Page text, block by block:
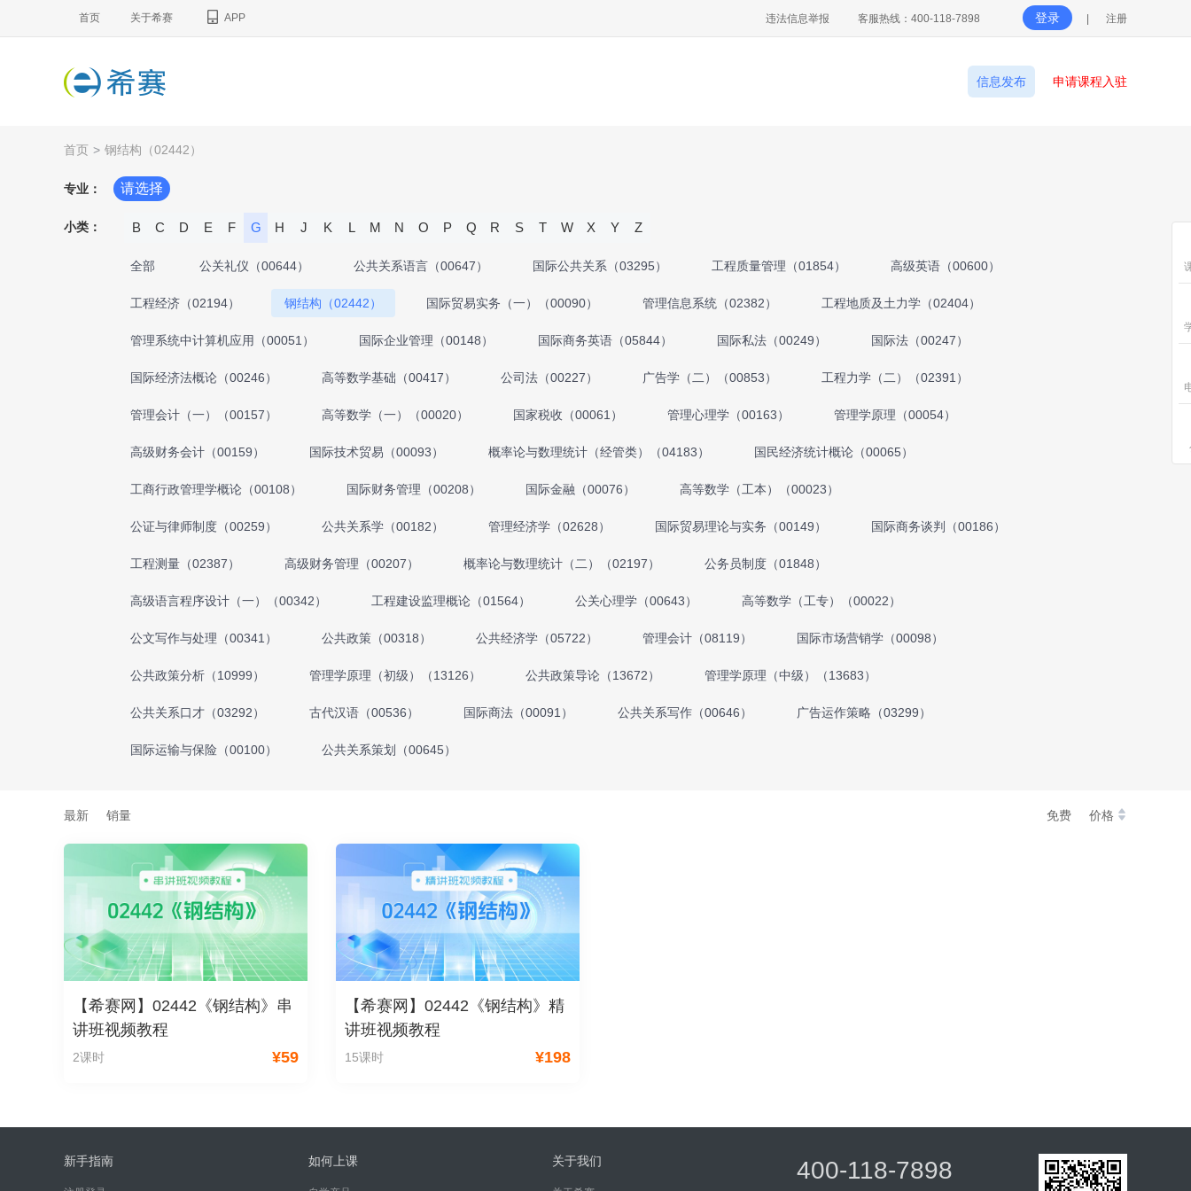
首页 关于希赛 APP 违法信息举报 客服热线：400-118-7898 登录 注册
信息发布 申请课程入驻
首页 > 钢结构（02442）
专业： 请选择
小类： B C D E F G H J K L M N O P Q R S T W X Y Z
全部 公关礼仪（00644） 公共关系语言（00647） 国际公共关系（03295） 工程质量管理（01854） 高级英语（00600）
工程经济（02194） 钢结构（02442） 国际贸易实务（一）（00090） 管理信息系统（02382） 工程地质及土力学（02404）
管理系统中计算机应用（00051） 国际企业管理（00148） 国际商务英语（05844） 国际私法（00249） 国际法（00247）
国际经济法概论（00246） 高等数学基础（00417） 公司法（00227） 广告学（二）（00853） 工程力学（二）（02391）
管理会计（一）（00157） 高等数学（一）（00020） 国家税收（00061） 管理心理学（00163） 管理学原理（00054）
高级财务会计（00159） 国际技术贸易（00093） 概率论与数理统计（经管类）（04183） 国民经济统计概论（00065）
工商行政管理学概论（00108） 国际财务管理（00208） 国际金融（00076） 高等数学（工本）（00023）
公证与律师制度（00259） 公共关系学（00182） 管理经济学（02628） 国际贸易理论与实务（00149） 国际商务谈判（00186）
工程测量（02387） 高级财务管理（00207） 概率论与数理统计（二）（02197） 公务员制度（01848）
高级语言程序设计（一）（00342） 工程建设监理概论（01564） 公关心理学（00643） 高等数学（工专）（00022）
公文写作与处理（00341） 公共政策（00318） 公共经济学（05722） 管理会计（08119） 国际市场营销学（00098）
公共政策分析（10999） 管理学原理（初级）（13126） 公共政策导论（13672） 管理学原理（中级）（13683）
公共关系口才（03292） 古代汉语（00536） 国际商法（00091） 公共关系写作（00646） 广告运作策略（03299）
国际运输与保险（00100） 公共关系策划（00645）
最新 销量 免费 价格
【希赛网】02442《钢结构》串
讲班视频教程
2课时 ¥59
【希赛网】02442《钢结构》精
讲班视频教程
15课时 ¥198
新手指南 如何上课 关于我们 400-118-7898